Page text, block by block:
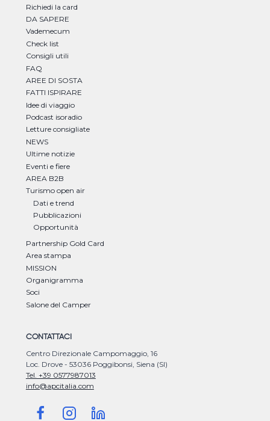
Richiedi la card
DA SAPERE
Vademecum
Check list
Consigli utili
FAQ
AREE DI SOSTA
FATTI ISPIRARE
Idee di viaggio
Podcast isoradio
Letture consigliate
NEWS
Ultime notizie
Eventi e fiere
AREA B2B
Turismo open air
Dati e trend
Pubblicazioni
Opportunità
Partnership Gold Card
Area stampa
MISSION
Organigramma
Soci
Salone del Camper
CONTATTACI
Centro Direzionale Campomaggio, 16
Loc. Drove - 53036 Poggibonsi, Siena (SI)
Tel. +39 0577987013
info@apcitalia.com